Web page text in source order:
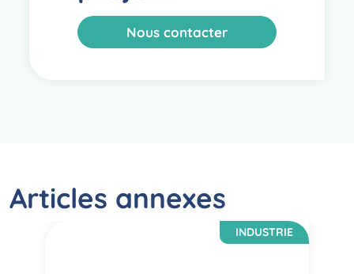
Nous contacter
Articles annexes
INDUSTRIE